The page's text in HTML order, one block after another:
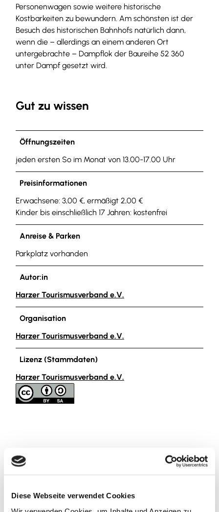
Diese Webseite verwendet Cookies
Personenwagen sowie weitere historische
Kostbarkeiten zu bewundern. Am schönsten ist der
Besuch des historischen Bahnhofs natürlich dann,
wenn die – allerdings an einem anderen Ort
untergebrachte – Dampflok der Baureihe 52 360
unter Dampf gesetzt wird.
Gut zu wissen
Öffnungszeiten
jeden ersten So im Monat von 13.00-17.00 Uhr
Preisinformationen
Erwachsene: 3,00 €, ermäßigt 2,00 €
Kinder bis einschließlich 17 Jahren: kostenfrei
Anreise & Parken
Parkplatz vorhanden
Autor:in
Harzer Tourismusverband e.V.
Organisation
Harzer Tourismusverband e.V.
Lizenz (Stammdaten)
Harzer Tourismusverband e.V.
In der Nähe Auf der Karte anschauen
Veranstaltung